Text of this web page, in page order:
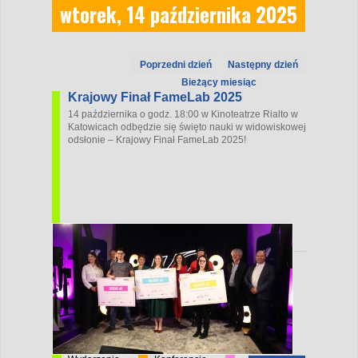
wtorek, 14 października 2025
Poprzedni dzień
Następny dzień
Bieżący miesiąc
Krajowy Finał FameLab 2025
14 października o godz. 18:00 w Kinoteatrze Rialto w
Katowicach odbędzie się święto nauki w widowiskowej
odsłonie – Krajowy Finał FameLab 2025!